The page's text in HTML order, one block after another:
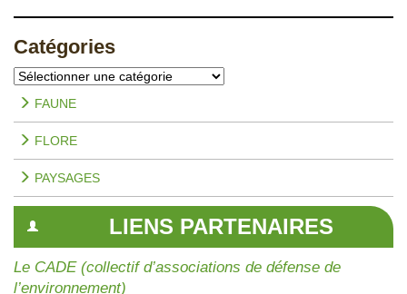
Catégories
Catégories
FAUNE
FLORE
PAYSAGES
LIENS PARTENAIRES
Le CADE (collectif d’associations de défense de
l’environnement)